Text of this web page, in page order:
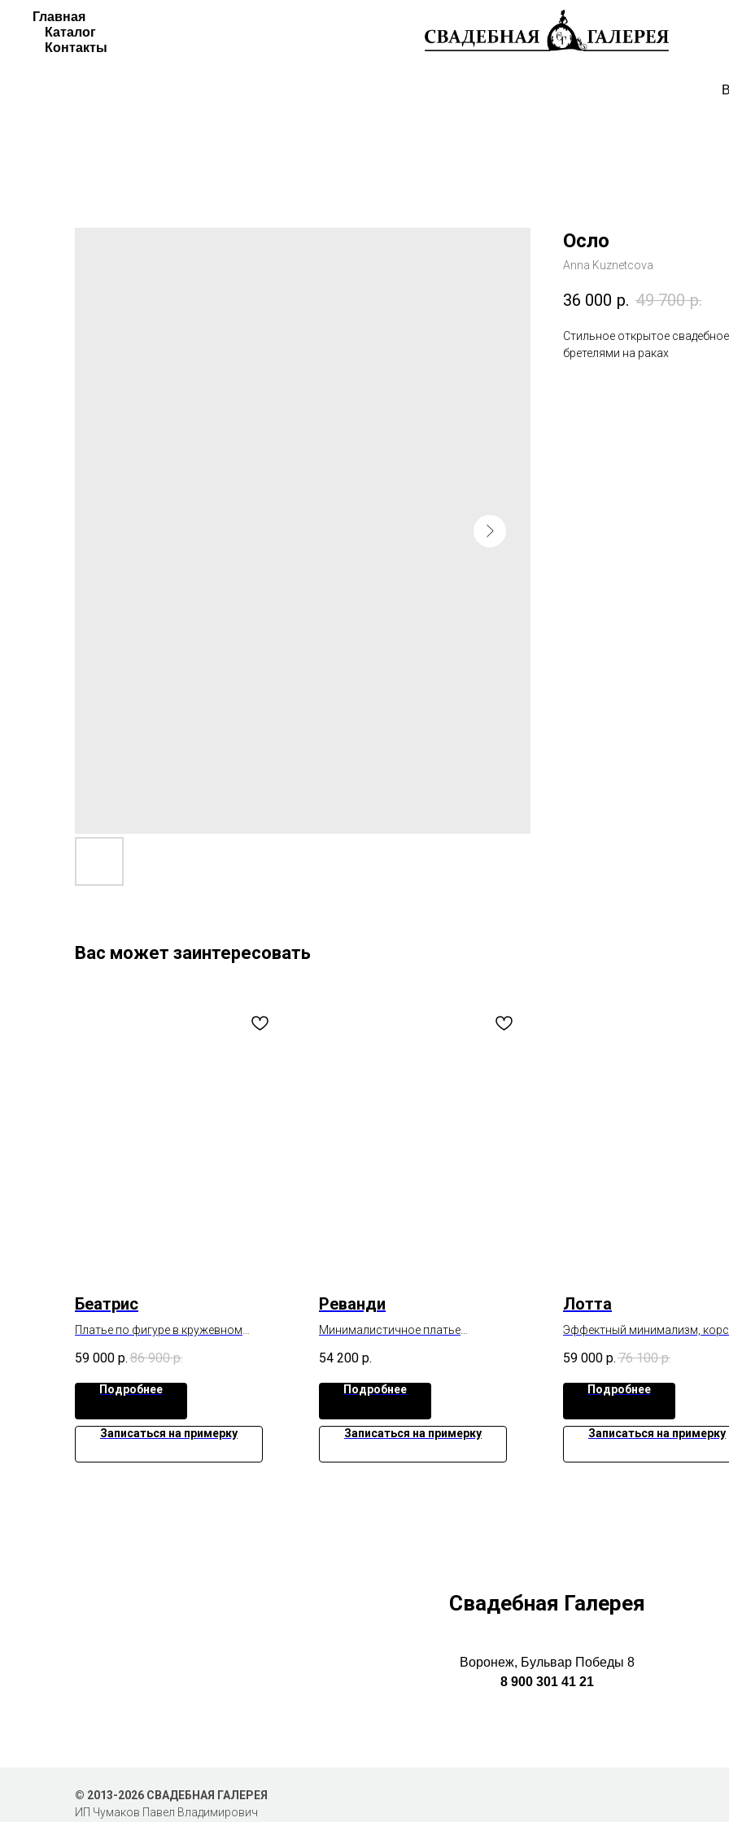
Главная
Каталог
Контакты
Осло
Anna Kuznetcova
36 000 р. 49 700 р.
Стильное открытое
бретелями на раках
Вас может заинтересовать
Беатрис
Платье по фигуре в кружевном
рукавчиком.
59 000 р. 86 900 р.
Подробнее
Записаться на примерку
Реванди
Минималистичное платье
54 200 р.
Подробнее
Записаться на примерку
Лотта
Эффектный минимализм,
русалочка.
59 000 р. 76 100 р.
Подробнее
Записаться на примерку
Свадебная Галерея
Воронеж, Бульвар Победы 8
8 900 301 41 21
© 2013-2026 СВАДЕБНАЯ ГАЛЕРЕЯ
ИП Чумаков Павел Владимирович